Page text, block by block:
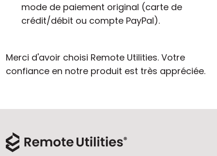
mode de paiement original (carte de
crédit/débit ou compte PayPal).
Merci d'avoir choisi Remote Utilities. Votre
confiance en notre produit est très appréciée.